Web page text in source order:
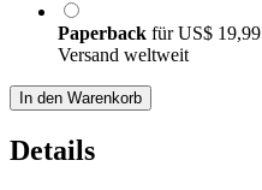
Paperback fürUS$ 19,99
Versand weltweit
In den Warenkorb
Details